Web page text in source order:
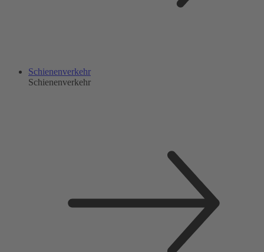
Schienenverkehr
Schienenverkehr